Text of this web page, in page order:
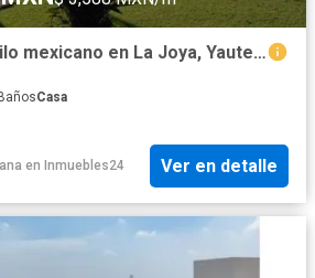
Casa en venta estilo mexicano en La Joya, Yautepec
Casa
en Inmuebles24 Ver en detalle